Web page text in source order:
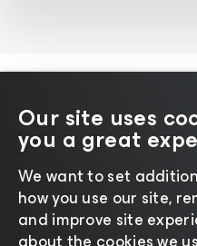
©2026 Veeam®
Çerez Bildirimi |
Dil
Our site uses
you a great
We want to set
how you use our site,
and improve site